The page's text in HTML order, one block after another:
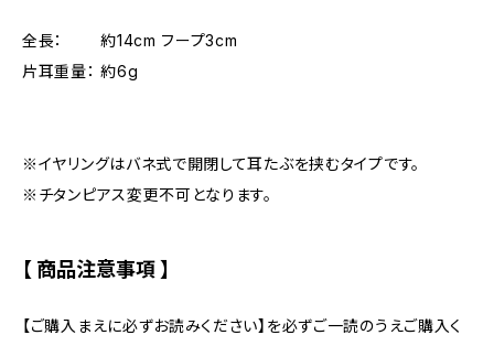
全長： 約14cm フープ3cm
片耳重量： 約6g
※イヤリングはバネ式で開閉して耳たぶを挟むタイプです。
※チタンピアス変更不可となります。
【 商品注意事項 】
【ご購入まえに必ずお読みください】を必ずご一読のうえご購入く